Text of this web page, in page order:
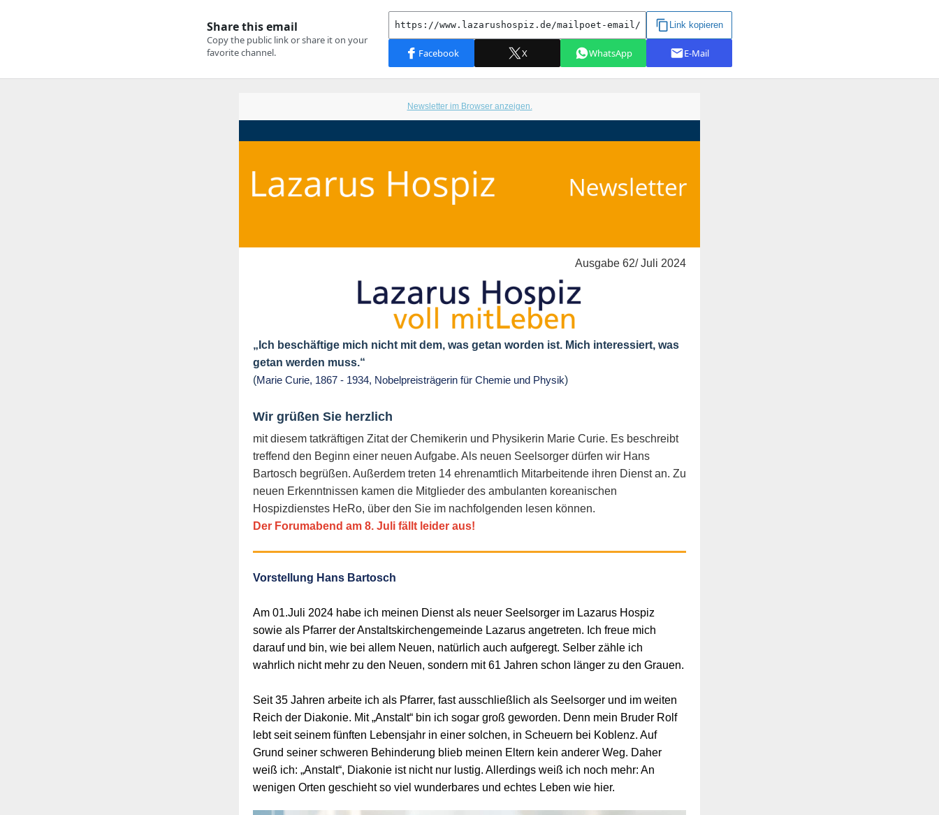
Newsletter im Browser anzeigen.
Ausgabe 62/ Juli 2024
„Ich beschäftige mich nicht mit dem, was getan worden ist. Mich interessiert, was
getan werden muss.“
(Marie Curie, 1867 - 1934, Nobelpreisträgerin für Chemie und Physik)
Wir grüßen Sie herzlich
mit diesem tatkräftigen Zitat der Chemikerin und Physikerin Marie Curie. Es beschreibt
treffend den Beginn einer neuen Aufgabe. Als neuen Seelsorger dürfen wir Hans
Bartosch begrüßen. Außerdem treten 14 ehrenamtlich Mitarbeitende ihren Dienst an. Zu
neuen Erkenntnissen kamen die Mitglieder des ambulanten koreanischen
Hospizdienstes HeRo, über den Sie im nachfolgenden lesen können.
Der Forumabend am 8. Juli fällt leider aus!
Vorstellung Hans Bartosch
Am 01.Juli 2024 habe ich meinen Dienst als neuer Seelsorger im Lazarus Hospiz
sowie als Pfarrer der Anstaltskirchengemeinde Lazarus angetreten. Ich freue mich
darauf und bin, wie bei allem Neuen, natürlich auch aufgeregt. Selber zähle ich
wahrlich nicht mehr zu den Neuen, sondern mit 61 Jahren schon länger zu den Grauen.
Seit 35 Jahren arbeite ich als Pfarrer, fast ausschließlich als Seelsorger und im weiten
Reich der Diakonie. Mit „Anstalt“ bin ich sogar groß geworden. Denn mein Bruder Rolf
lebt seit seinem fünften Lebensjahr in einer solchen, in Scheuern bei Koblenz. Auf
Grund seiner schweren Behinderung blieb meinen Eltern kein anderer Weg. Daher
weiß ich: „Anstalt“, Diakonie ist nicht nur lustig. Allerdings weiß ich noch mehr: An
wenigen Orten geschieht so viel wunderbares und echtes Leben wie hier.